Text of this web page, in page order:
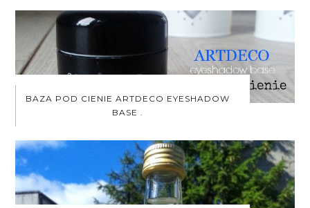
BAZA POD CIENIE ARTDECO EYESHADOW
BASE .